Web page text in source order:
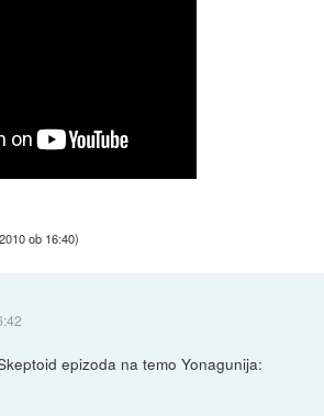
ob 16:40)
epizoda na temo Yonagunija: